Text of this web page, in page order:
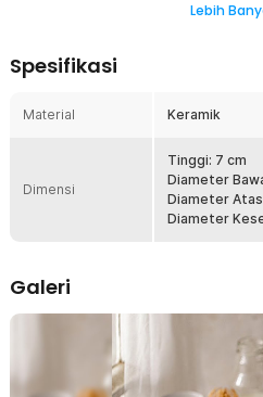
maka stand ini sangat disarankan
digunakan dalam jangka waktu yang
Bulu bambu yang terdapat pada
komponen penting dalam membuat
sembarang tempat, tidak
seperti sedia kala. Untuk itu,
Memperpanjang Umur Pemakaian
Umur pemakaian chasen bisa
dengan cara mendapatkan proses
tersebut terjadi, maka penggunaan
dapat membantu chasen
pengeringan yang baik dapat
Lebih
Spesifikasi
Material Keramik
Dimensi
Tinggi: 7 cm
Diameter
Diameter
Diameter
Galeri